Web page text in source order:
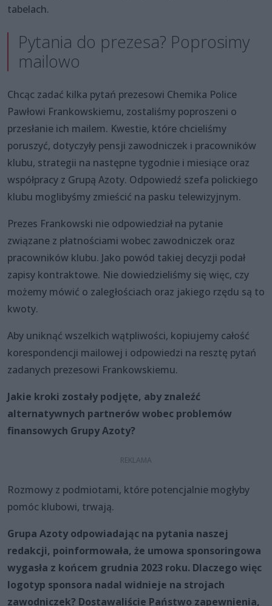
tabelach.
Pytania do prezesa? Poprosimy
mailowo
Chcąc zadać kilka pytań prezesowi Chemika Police
Pawłowi Frankowskiemu, zostaliśmy poproszeni o
przesłanie ich mailem. Kwestie, które chcieliśmy
poruszyć, dotyczyły pensji zawodniczek i pracowników
klubu, strategii na następne tygodnie i miesiące oraz
współpracy z Grupą Azoty. Odpowiedź szefa polickiego
klubu moglibyśmy zmieścić na pasku telewizyjnym.
Prezes Frankowski nie odpowiedział na pytanie
związane z płatnościami wobec zawodniczek oraz
pracowników klubu. Jako powód takiej decyzji podał
zapisy kontraktowe. Nie dowiedzieliśmy się więc, czy
możemy mówić o zaległościach oraz jakiego rzędu są to
kwoty.
Aby uniknąć wszelkich wątpliwości, kopiujemy całość
korespondencji mailowej i odpowiedzi na resztę pytań
zadanych prezesowi Frankowskiemu.
Jakie kroki zostały podjęte, aby znaleźć
alternatywnych partnerów wobec problemów
finansowych Grupy Azoty?
Rozmowy z podmiotami, które potencjalnie mogłyby
pomóc klubowi, trwają.
Grupa Azoty odpowiadając na pytania naszej
redakcji, poinformowała, że umowa sponsoringowa
wygasła z końcem grudnia 2023 roku. Dlaczego więc
logotyp sponsora nadal widnieje na strojach
zawodniczek? Dostawaliście Państwo zapewnienia,